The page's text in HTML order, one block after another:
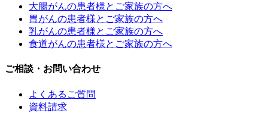
大腸がんの患者様とご家族の方へ
胃がんの患者様とご家族の方へ
乳がんの患者様とご家族の方へ
食道がんの患者様とご家族の方へ
ご相談・お問い合わせ
よくあるご質問
資料請求